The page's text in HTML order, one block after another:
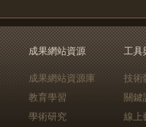
成果網站資源
成果網站資源庫
教育學習
學術研究
工具
技術
關鍵
線上